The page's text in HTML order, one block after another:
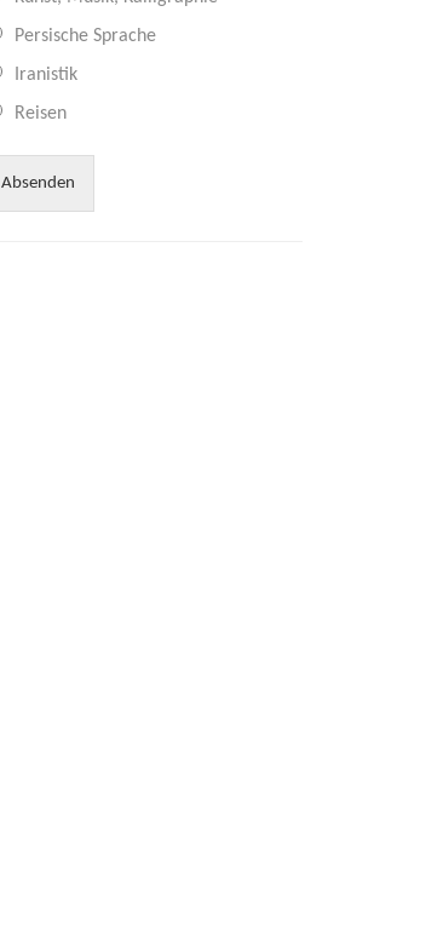
Persische Sprache
Iranistik
Reisen
Absenden